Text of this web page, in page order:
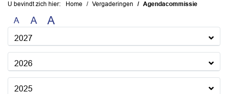
U bevindt zich hier: Home Vergaderingen Agendacommissie
A A A
2027
2026
2025